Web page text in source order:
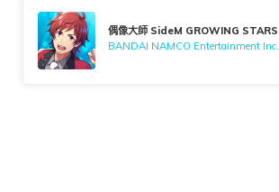
偶像大師 SideM GROWING STARS
BANDAI NAMCO Entertainment Inc.